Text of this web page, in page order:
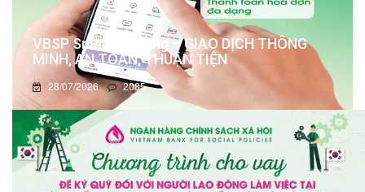
VBSP Smart Banking – GIAO DỊCH THÔNG
MINH, AN TOÀN, THUẬN TIỆN
28/07/2026 2085